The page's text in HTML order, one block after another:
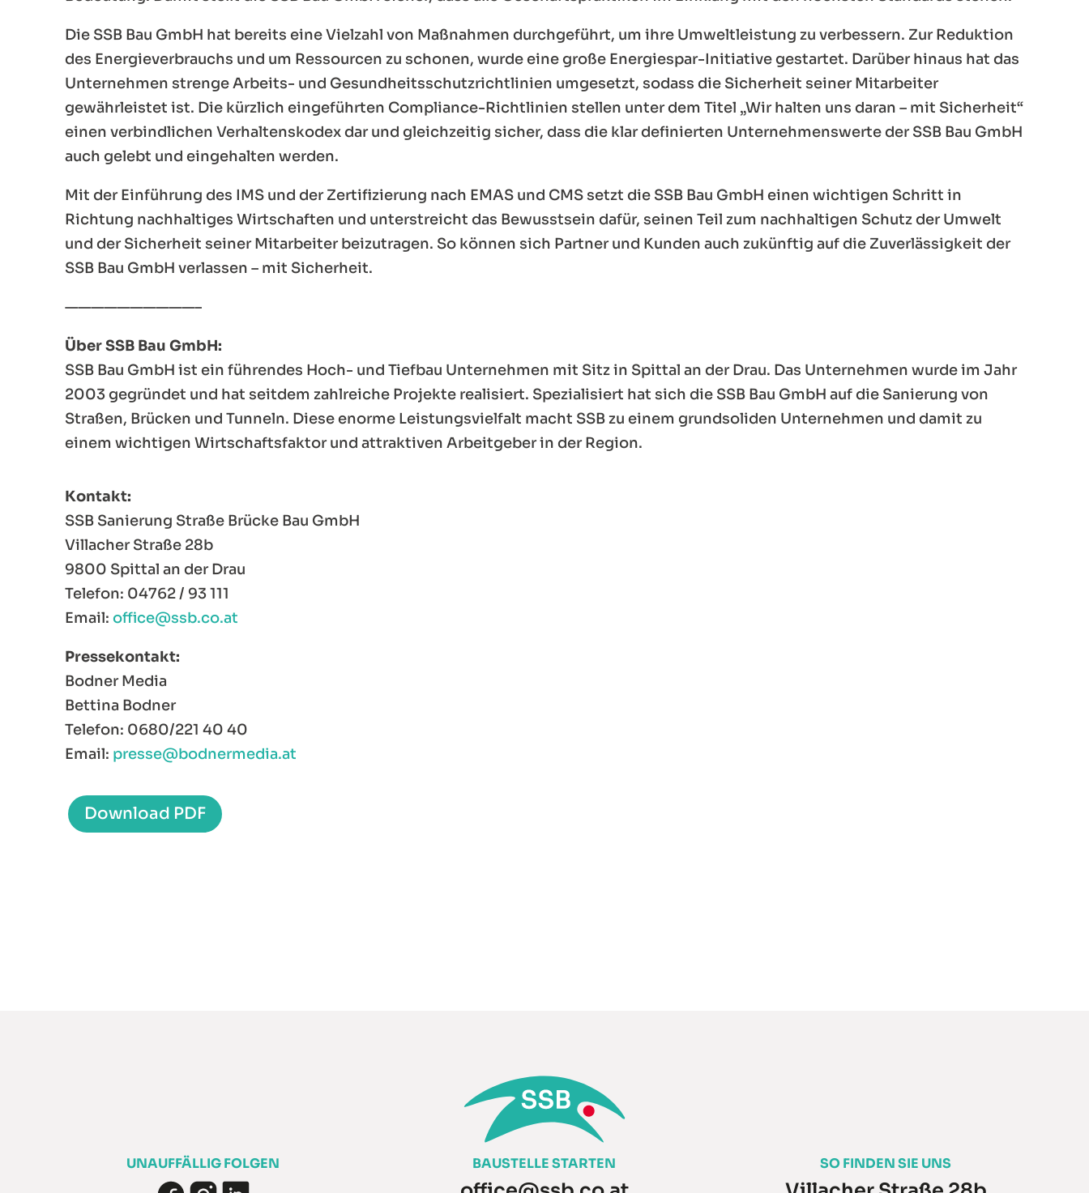
Die SSB Bau GmbH hat bereits eine Vielzahl von Maßnahmen durchgeführt, um ihre Umweltleistung zu verbessern. Zur Reduktion
des Energieverbrauchs und um Ressourcen zu schonen, wurde eine große Energiespar-Initiative gestartet. Darüber hinaus hat das
Unternehmen strenge Arbeits- und Gesundheitsschutzrichtlinien umgesetzt, sodass die Sicherheit seiner Mitarbeiter
gewährleistet ist. Die kürzlich eingeführten Compliance-Richtlinien stellen unter dem Titel „Wir halten uns daran – mit Sicherheit“
einen verbindlichen Verhaltenskodex dar und gleichzeitig sicher, dass die klar definierten Unternehmenswerte der SSB Bau GmbH
auch gelebt und eingehalten werden.
Mit der Einführung des IMS und der Zertifizierung nach EMAS und CMS setzt die SSB Bau GmbH einen wichtigen Schritt in
Richtung nachhaltiges Wirtschaften und unterstreicht das Bewusstsein dafür, seinen Teil zum nachhaltigen Schutz der Umwelt
und der Sicherheit seiner Mitarbeiter beizutragen. So können sich Partner und Kunden auch zukünftig auf die Zuverlässigkeit der
SSB Bau GmbH verlassen – mit Sicherheit.
——————————–
Über SSB Bau GmbH:
SSB Bau GmbH ist ein führendes Hoch- und Tiefbau Unternehmen mit Sitz in Spittal an der Drau. Das Unternehmen wurde im Jahr
2003 gegründet und hat seitdem zahlreiche Projekte realisiert. Spezialisiert hat sich die SSB Bau GmbH auf die Sanierung von
Straßen, Brücken und Tunneln. Diese enorme Leistungsvielfalt macht SSB zu einem grundsoliden Unternehmen und damit zu
einem wichtigen Wirtschaftsfaktor und attraktiven Arbeitgeber in der Region.
Kontakt:
SSB Sanierung Straße Brücke Bau GmbH
Villacher Straße 28b
9800 Spittal an der Drau
Telefon: 04762 / 93 111
Email: office@ssb.co.at
Pressekontakt:
Bodner Media
Bettina Bodner
Telefon: 0680/221 40 40
Email: presse@bodnermedia.at
Download PDF
BAUSTELLE STARTEN SO FINDEN SIE UNS
UNAUFFÄLLIG FOLGEN